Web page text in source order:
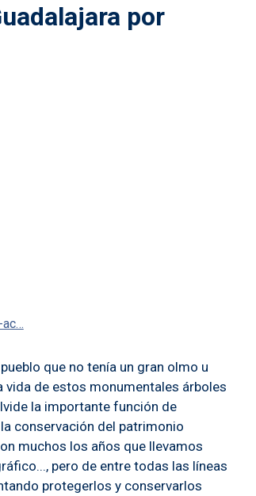
por
que no tenía un gran olmo u
vida de estos monumentales árboles
la importante función de
conservación del patrimonio
muchos los años que llevamos
pero de entre todas las líneas
protegerlos y conservarlos